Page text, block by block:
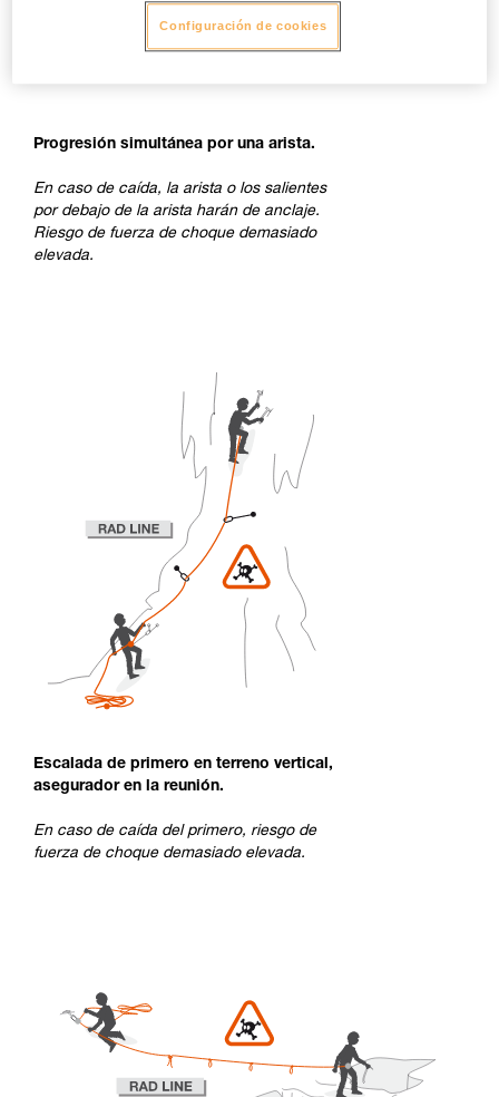
Progresión simultánea por una arista.
En caso de caída, la arista o los salientes
por debajo de la arista harán de anclaje.
Riesgo de fuerza de choque demasiado
elevada.
Escalada de primero en terreno vertical,
asegurador en la reunión.
En caso de caída del primero, riesgo de
fuerza de choque demasiado elevada.
Configuración de cookies